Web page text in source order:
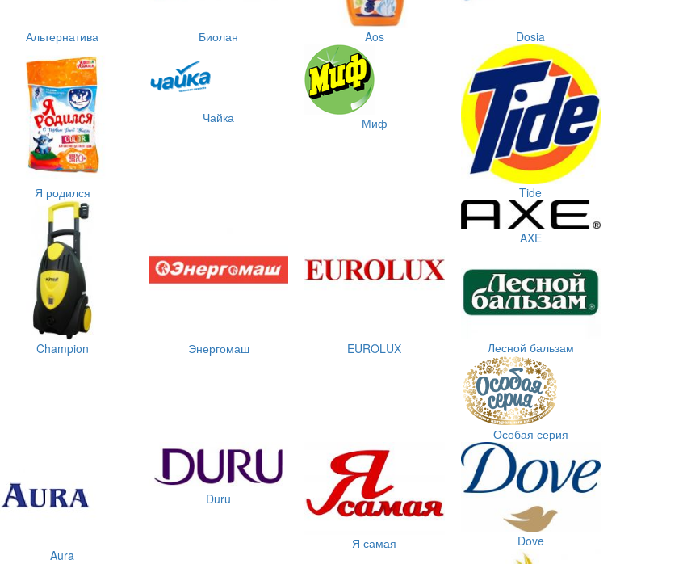
Альтернатива Биолан Aos Dosia
Я родился
Чайка Миф
Tide
Champion Энергомаш EUROLUX
AXE
Лесной бальзам
Особая серия
Aura
Duru
Я самая Dove